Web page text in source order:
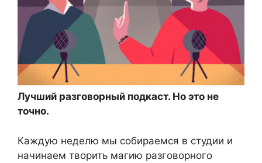
Лучший разговорный подкаст. Но это не
точно.
Каждую неделю мы собираемся в студии и
начинаем творить магию разговорного